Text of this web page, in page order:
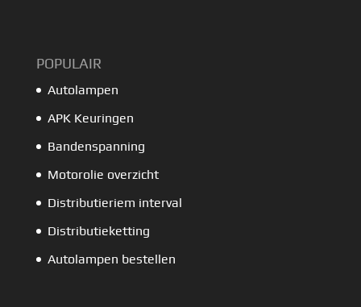
POPULAIR
Autolampen
APK Keuringen
Bandenspanning
Motorolie overzicht
Distributieriem interval
Distributieketting
Autolampen bestellen